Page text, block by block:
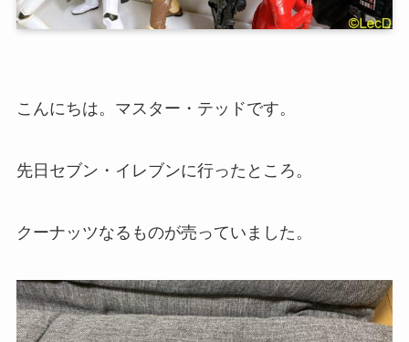
こんにちは。マスター・テッドです。
先日セブン・イレブンに行ったところ。
クーナッツなるものが売っていました。